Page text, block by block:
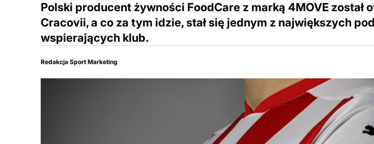
Polski producent żywności FoodCare z marką 4MOVE został
Cracovii, a co za tym idzie, stał się jednym z największych
wspierających klub.
Redakcja Sport Marketing